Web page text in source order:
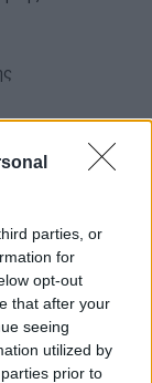
parties, or
for
opt-out
that after your
seeing
utilized by
prior to
Νίκησε
και παίζει
τη Νορβηγία